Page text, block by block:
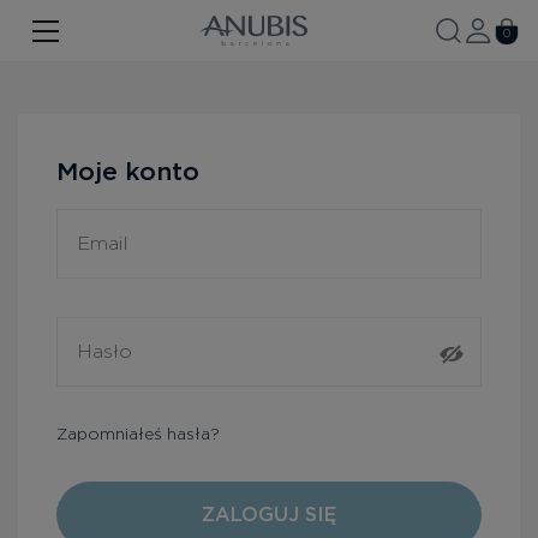
TWARZ
Zestawy promocyjne
Nowość
Kontakt
0
Moje konto
Zapomniałeś hasła?
ZALOGUJ SIĘ
Dane do rejestracji